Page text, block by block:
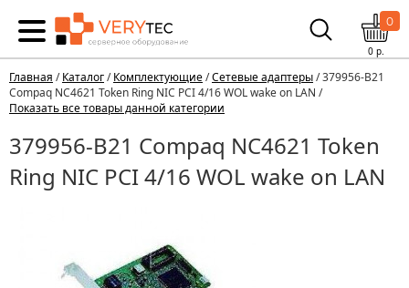
0
0р.
Главная /Каталог/Комплектующие/Сетевые адаптеры/ 379956-B21
Compaq NC4621 Token Ring NIC PCI 4/16 WOL wake on LAN /
Показать все товары данной категории
379956-B21 Compaq NC4621 Token
Ring NIC PCI 4/16 WOL wake on LAN